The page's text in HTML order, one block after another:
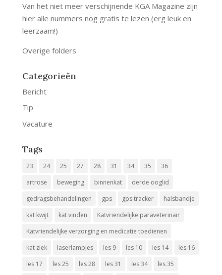
Van het niet meer verschijnende KGA Magazine zijn
hier alle nummers nog gratis te lezen (erg leuk en
leerzaam!)
Overige folders
Categorieën
Bericht
Tip
Vacature
Tags
23 24 25 27 28 31 34 35
36
artrose
beweging binnenkat
derde ooglid
gedragsbehandelingen
gps gps tracker
halsbandje
kat kwijt
kat vinden
Katvriendelijke paraveterinair
Katvriendelijke verzorging en medicatie toedienen
kat ziek
laserlampjes les 9 les 10 les 14
les 16
les 17
les 25 les 28 les 31 les 34
les 35